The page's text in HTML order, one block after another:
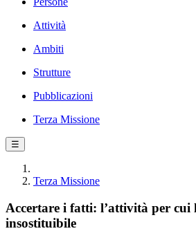
Attività
Ambiti
Strutture
Pubblicazioni
Terza Missione
☰
Terza Missione
Accertare i fatti: l’attività per cui
insostituibile